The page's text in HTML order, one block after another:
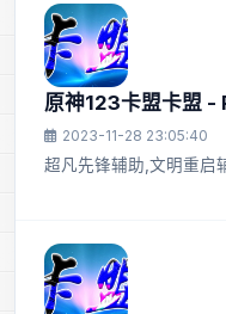
原神123卡盟卡盟 -
2023-11-28 23:05:40
超凡先锋辅助,文明重启